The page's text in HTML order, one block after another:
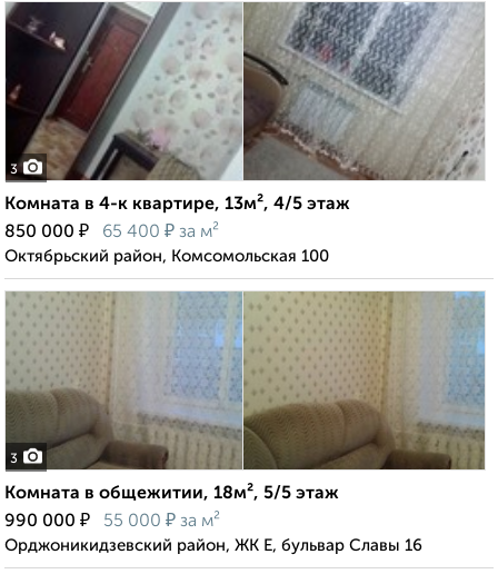
3
Комната в 4-к квартире, 13м², 4/5 этаж
850 000 ₽ 65 400 ₽ за м²
Октябрьский район, Комсомольская 100
3
Комната в общежитии, 18м², 5/5 этаж
990 000 ₽ 55 000 ₽ за м²
Орджоникидзевский район, ЖК Е, бульвар Славы 16